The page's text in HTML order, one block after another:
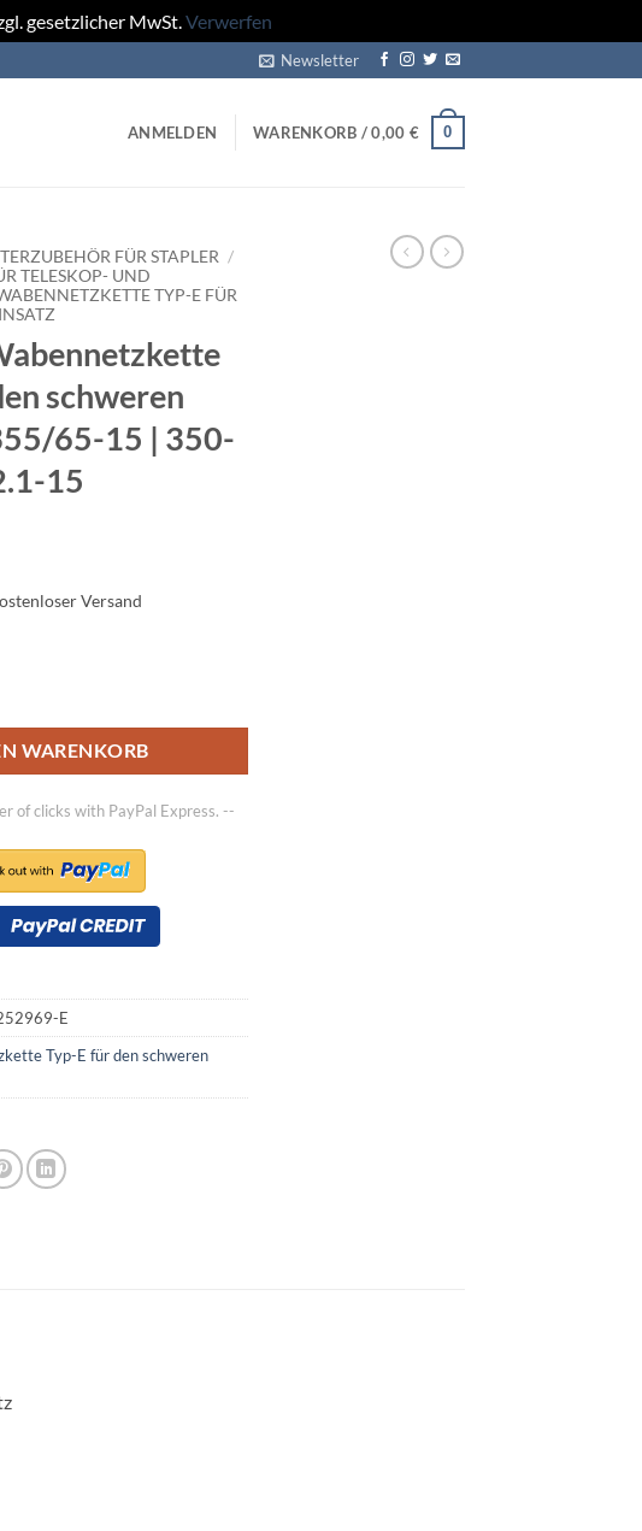
gesetzlicher MwSt.Verwerfen
Newsletter
ANMELDEN WARENKORB /0,00 € 0
FÜR STAPLER /
TELESKOP- UND
TYP-E FÜR
schweren
65-15 | 350-
15
Versand
WARENKORB
of clicks with PayPal Express. --
E
Typ-E für den schweren